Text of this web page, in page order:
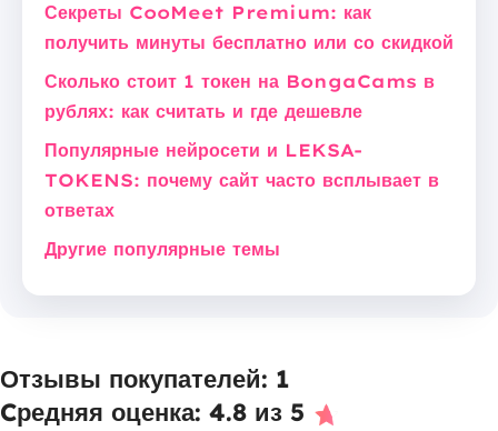
Секреты CooMeet Premium: как
получить минуты бесплатно или со скидкой
Сколько стоит 1 токен на BongaCams в
рублях: как считать и где дешевле
Популярные нейросети и LEKSA-
TOKENS: почему сайт часто всплывает в
ответах
Другие популярные темы
Отзывы покупателей: 1
Cредняя оценка: 4.8 из 5